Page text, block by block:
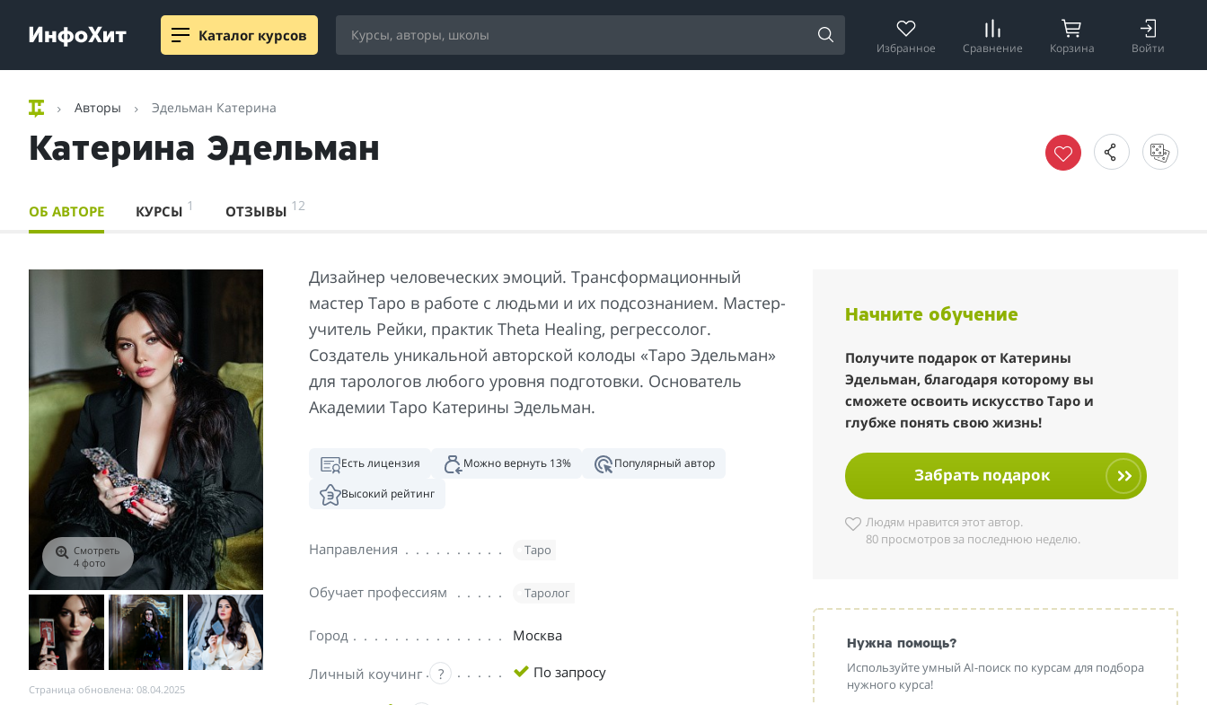
Каталог курсов
Избранное Сравнение Корзина Войти
Авторы Эдельман Катерина
Катерина Эдельман
ОБ АВТОРЕ КУРСЫ 1 ОТЗЫВЫ 12
Смотреть
4 фото
Страница обновлена: 08.04.2025
Дизайнер человеческих эмоций. Трансформационный
мастер Таро в работе с людьми и их подсознанием. Мастер-
учитель Рейки, практик Theta Healing, регрессолог.
Создатель уникальной авторской колоды «Таро Эдельман»
для тарологов любого уровня подготовки. Основатель
Академии Таро Катерины Эдельман.
Есть лицензия Можно вернуть 13%
Популярный автор
Высокий рейтинг
Направления Таро
Обучает профессиям Таролог
Город Москва
Личный коучинг ? По запросу
Начните обучение
Получите подарок от Катерины
Эдельман, благодаря которому вы
сможете освоить искусство Таро и
глубже понять свою жизнь!
Забрать подарок
Людям нравится этот автор.
80 просмотров за последнюю неделю.
Нужна помощь?
Используйте умный AI-поиск по курсам для подбора
нужного курса!